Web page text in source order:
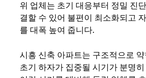
위 업체는 초기 대응부터 정밀 진
결할 수 있어 불편이 최소화되고
를 대폭 높여 줍니다.
시흥 신축 아파트는 구조적으로
초기 하자가 집중될 시기가 분명